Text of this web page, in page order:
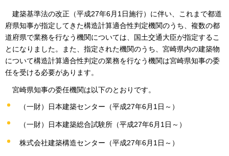
建築基準法の改正（平成27年6月1日施行）に伴い、
これまで都道
府県知事が指定してきた構造計算適合性判定機関のうち、複数の都
道府県で業務を行なう機関については、国土交通大臣が指定するこ
とになりました。また、指定された機関のうち、宮崎県内の建築物
について構造計算適合性判定の業務を行なう機関は宮崎県知事の委
任を受ける必要があります。
宮崎県知事の委任機関は以下のとおりです。
（一財）日本建築センター（平成27年6月1日～）
（一財）日本建築総合試験所（平成27年6月1日～）
株式会社建築構造センター（平成27年6月1日～）